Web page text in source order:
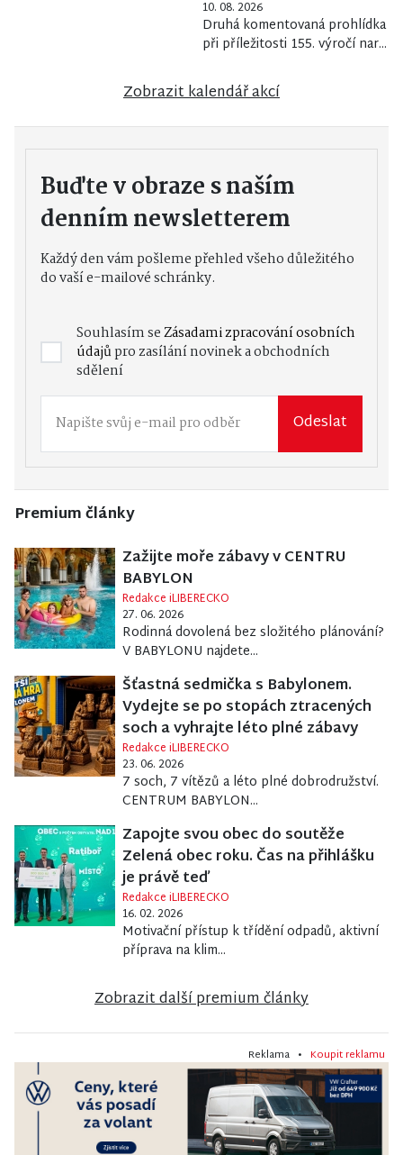
10. 08. 2026
Druhá komentovaná prohlídka
při příležitosti 155. výročí nar...
Zobrazit kalendář akcí
Buďte v obraze s naším
denním newsletterem
Každý den vám pošleme přehled všeho důležitého
do vaší e-mailové schránky.
Souhlasím seZásadami zpracování osobních
údajůpro zasílání novinek a obchodních
sdělení
Odeslat
Premium články
Zažijte moře zábavy v CENTRU
BABYLON
Redakce iLIBERECKO
27. 06. 2026
Rodinná dovolená bez složitého plánování?
V BABYLONU najdete...
Šťastná sedmička s Babylonem.
Vydejte se po stopách ztracených
soch a vyhrajte léto plné zábavy
Redakce iLIBERECKO
23. 06. 2026
7 soch, 7 vítězů a léto plné dobrodružství.
CENTRUM BABYLON...
Zapojte svou obec do soutěže
Zelená obec roku. Čas na přihlášku
je právě teď
Redakce iLIBERECKO
16. 02. 2026
Motivační přístup k třídění odpadů, aktivní
příprava na klim...
Zobrazit další premium články
Reklama • Koupit reklamu